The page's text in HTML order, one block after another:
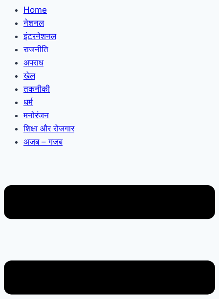
Home
नेशनल
इंटरनेशनल
राजनीति
अपराध
खेल
तकनीकी
धर्म
मनोरंजन
शिक्षा और रोजगार
अजब – गजब